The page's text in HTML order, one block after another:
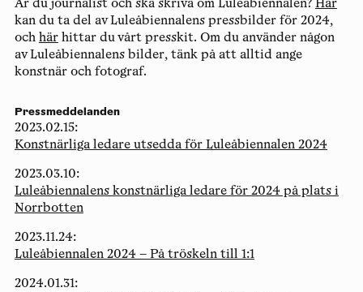
Är du journalist och ska skriva om Luleåbiennalen? Här
kan du ta del av Luleåbiennalens pressbilder för 2024,
och härhittar du vårt presskit. Om du använder någon
av Luleåbiennalens bilder, tänk på att alltid ange
konstnär och fotograf.
Pressmeddelanden
2023.02.15:
Konstnärliga ledare utsedda för Luleåbiennalen 2024
2023.03.10:
Luleåbiennalens konstnärliga ledare för 2024 på plats i
Norrbotten
2023.11.24:
Luleåbiennalen 2024 – På tröskeln till 1:1
2024.01.31: